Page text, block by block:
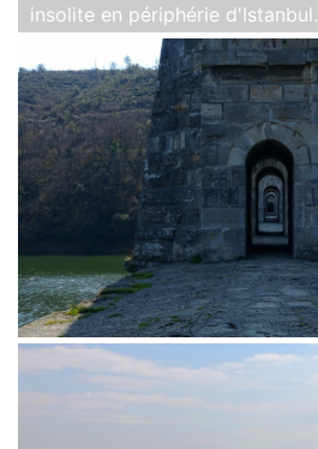
insolite en périphérie d'Istanbul.